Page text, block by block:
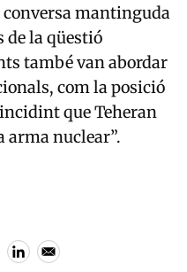
conversa mantinguda
de la qüestió
també van abordar
com la posició
que Teheran
arma nuclear”.